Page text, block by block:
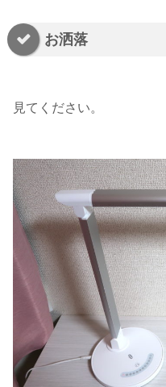
お洒落
見てください。